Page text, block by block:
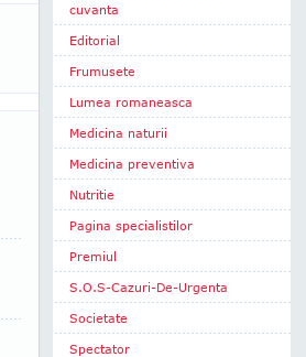
cuvanta
Editorial
Frumusete
Lumea romaneasca
Medicina naturii
Medicina preventiva
Nutritie
Pagina specialistilor
Premiul
S.O.S-Cazuri-De-Urgenta
Societate
Spectator